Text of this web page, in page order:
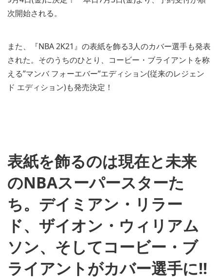
次開始される。
また、『NBA 2K21』の表紙を飾る3人のカバー選手も発表
された。そのうちのひとり、コービー・ブライアントを称
える”マンバ フォーエバー”エディション(従来のレジェン
ド エディション)も発売決定！
表紙を飾るのは現在と未来
のNBAスーパースターた
ち。デイミアン・リラー
ド、ザイオン・ウィリアム
ソン、そしてコービー・ブ
ライアントがカバー選手に!!